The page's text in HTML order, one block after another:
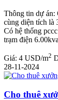
Thông tin dự án:
cùng diện tích là
Có hệ thống
trạm điện
Giá: 4 USD/m2
28-11-2024
Cho thuê